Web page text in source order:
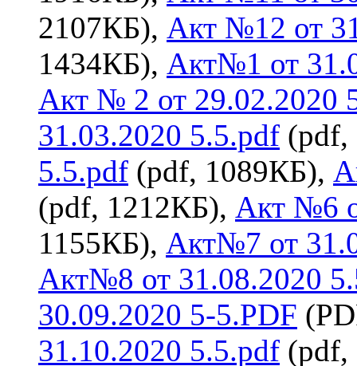
2107КБ), Акт №12 от
1434КБ), Акт№1 от
Акт № 2 от 29.02.2020
31.03.2020 5.5.pdf
5.5.pdf (pdf, 1089КБ),
(pdf, 1212КБ), Акт №6
1155КБ), Акт№7 от
Акт№8 от 31.08.2020
30.09.2020 5-5.PDF
31.10.2020 5.5.pdf